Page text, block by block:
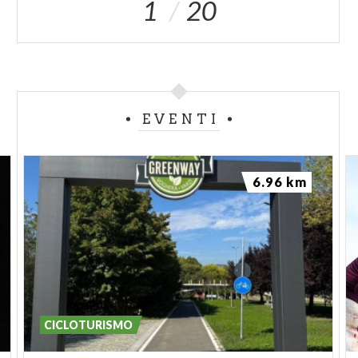
Essenze d'altofusto, cespugli da fiori, da foglia e da
il tempio forniscono, invece, l'elemento plastico.
Adiacente all'ingresso del Castello e lungo il ciglio
offrono un esempio di "Ars Topiaria".
FONTE COMUNE DI CERVESINA
1 20
EVENTI
CICLOTURISMO
6.96 km